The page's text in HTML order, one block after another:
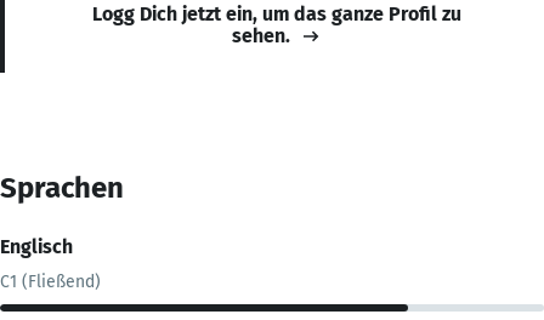
Logg Dich jetzt ein, um das ganze Profil zu
sehen.
Sprachen
Englisch
C1 (Fließend)